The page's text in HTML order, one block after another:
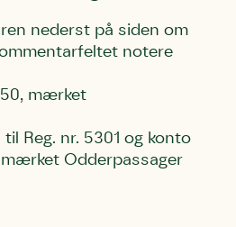
nederst på siden om
notere
mærket
Reg. nr. 5301 og konto
mærket Odderpassager
også et godt
der nok er den
af de danske
Den store humlebi –
som mange kalder
effektivt